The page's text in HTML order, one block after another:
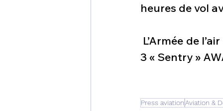
heures de vol
L’Armée de
3 « Sentry »
Press aviationAviation &